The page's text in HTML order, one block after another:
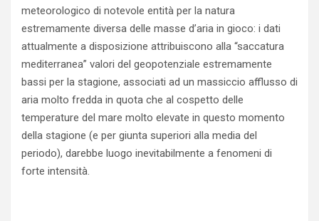
meteorologico di notevole entità per la natura
estremamente diversa delle masse d’aria in gioco: i dati
attualmente a disposizione attribuiscono alla “saccatura
mediterranea” valori del geopotenziale estremamente
bassi per la stagione, associati ad un massiccio afflusso di
aria molto fredda in quota che al cospetto delle
temperature del mare molto elevate in questo momento
della stagione (e per giunta superiori alla media del
periodo), darebbe luogo inevitabilmente a fenomeni di
forte intensità.